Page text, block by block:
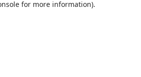
for more information).